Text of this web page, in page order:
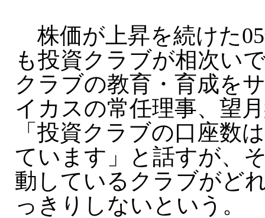
株価が上昇を続けた
も投資クラブが相次い
クラブの教育・育成を
イカスの常任理事、望
「投資クラブの口座数
ています」と話すが、
動しているクラブがど
っきりしないという。